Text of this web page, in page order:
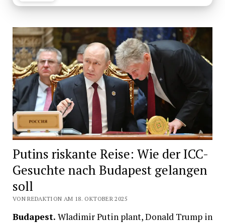
Putins riskante Reise: Wie der ICC-
Gesuchte nach Budapest gelangen
soll
VON REDAKTION AM 18. OKTOBER 2025
Budapest. Wladimir Putin plant, Donald Trump in